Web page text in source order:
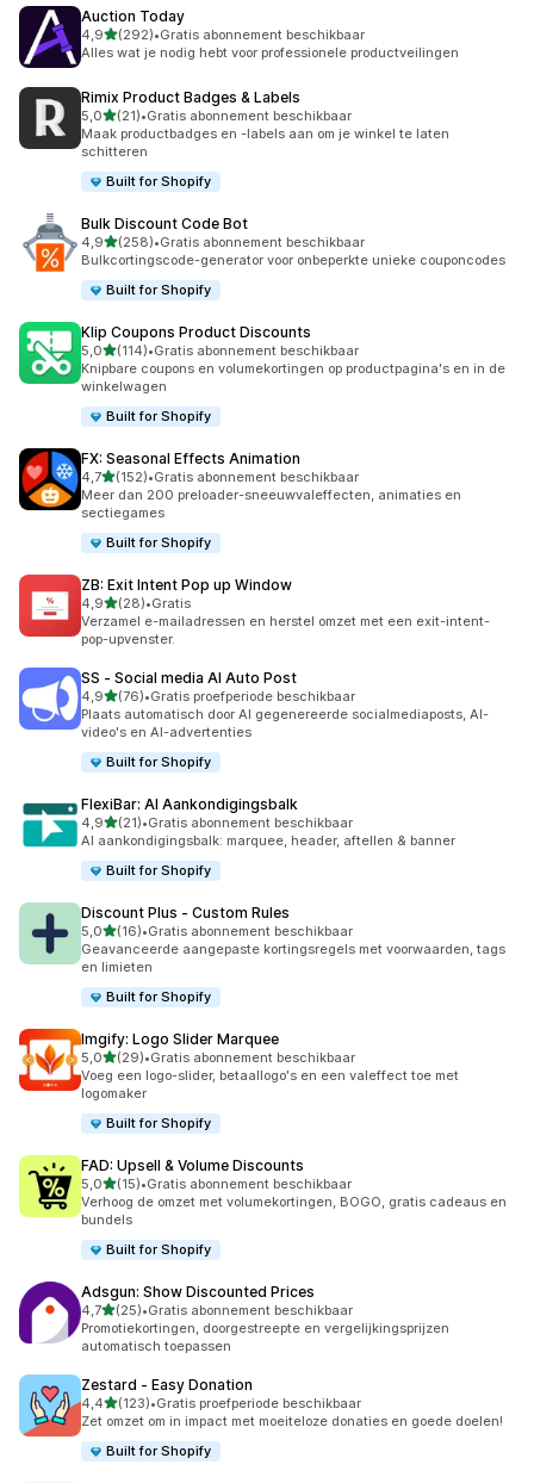
Auction Today
4,9van 5 sterren
(292)
292 recensies in totaal
•Gratis abonnement beschikbaar
Alles wat je nodig hebt voor professionele productveilingen
Rimix Product Badges & Labels
5,0van 5 sterren
(21)
21 recensies in totaal
•Gratis abonnement beschikbaar
Maak productbadges en -labels aan om je winkel te laten
schitteren
Built for Shopify
Bulk Discount Code Bot
4,9van 5 sterren
(258)
258 recensies in totaal
•Gratis abonnement beschikbaar
Bulkcortingscode-generator voor onbeperkte unieke couponcodes
Built for Shopify
Klip Coupons Product Discounts
5,0van 5 sterren
(114)
114 recensies in totaal
•Gratis abonnement beschikbaar
Knipbare coupons en volumekortingen op productpagina's en in de
winkelwagen
Built for Shopify
FX: Seasonal Effects Animation
4,7van 5 sterren
(152)
152 recensies in totaal
•Gratis abonnement beschikbaar
Meer dan 200 preloader-sneeuwvaleffecten, animaties en
sectiegames
Built for Shopify
ZB: Exit Intent Pop up Window
4,9van 5 sterren
(28)
28 recensies in totaal
•Gratis
Verzamel e-mailadressen en herstel omzet met een exit-intent-
pop-upvenster.
SS ‑ Social media AI Auto Post
4,9van 5 sterren
(76)
76 recensies in totaal
•Gratis proefperiode beschikbaar
Plaats automatisch door AI gegenereerde socialmediaposts, AI-
video's en AI-advertenties
Built for Shopify
FlexiBar: AI Aankondigingsbalk
4,9van 5 sterren
(21)
21 recensies in totaal
•Gratis abonnement beschikbaar
AI aankondigingsbalk: marquee, header, aftellen & banner
Built for Shopify
Discount Plus ‑ Custom Rules
5,0van 5 sterren
(16)
16 recensies in totaal
•Gratis abonnement beschikbaar
Geavanceerde aangepaste kortingsregels met voorwaarden, tags
en limieten
Built for Shopify
Imgify: Logo Slider Marquee
5,0van 5 sterren
(29)
29 recensies in totaal
•Gratis abonnement beschikbaar
Voeg een logo-slider, betaallogo's en een valeffect toe met
logomaker
Built for Shopify
FAD: Upsell & Volume Discounts
5,0van 5 sterren
(15)
15 recensies in totaal
•Gratis abonnement beschikbaar
Verhoog de omzet met volumekortingen, BOGO, gratis cadeaus en
bundels
Built for Shopify
Adsgun: Show Discounted Prices
4,7van 5 sterren
(25)
25 recensies in totaal
•Gratis abonnement beschikbaar
Promotiekortingen, doorgestreepte en vergelijkingsprijzen
automatisch toepassen
Zestard ‑ Easy Donation
4,4van 5 sterren
(123)
123 recensies in totaal
•Gratis proefperiode beschikbaar
Zet omzet om in impact met moeiteloze donaties en goede doelen!
Built for Shopify